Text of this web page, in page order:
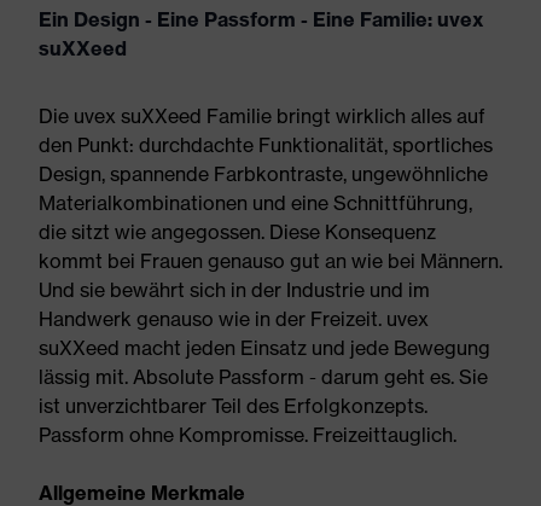
Ein Design - Eine Passform - Eine Familie: uvex
suXXeed
Die uvex suXXeed Familie bringt wirklich alles auf
den Punkt: durchdachte Funktionalität, sportliches
Design, spannende Farbkontraste, ungewöhnliche
Materialkombinationen und eine Schnittführung,
die sitzt wie angegossen. Diese Konsequenz
kommt bei Frauen genauso gut an wie bei Männern.
Und sie bewährt sich in der Industrie und im
Handwerk genauso wie in der Freizeit. uvex
suXXeed macht jeden Einsatz und jede Bewegung
lässig mit. Absolute Passform - darum geht es. Sie
ist unverzichtbarer Teil des Erfolgkonzepts.
Passform ohne Kompromisse. Freizeittauglich.
Allgemeine Merkmale